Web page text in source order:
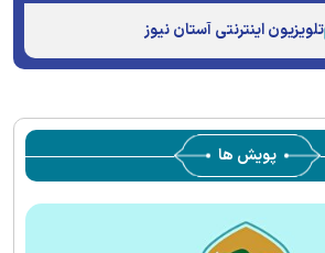
تلویزیون اینترنتی آستان نیوز
پویش ها